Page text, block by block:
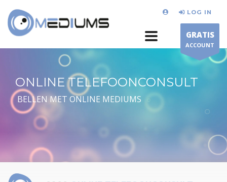
LOG IN
GRATIS
ACCOUNT
ONLINE TELEFOONCONSULT
BELLEN MET ONLINE MEDIUMS